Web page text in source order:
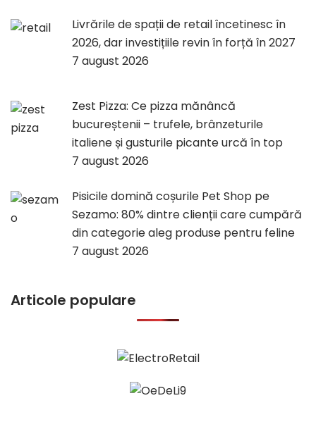
Livrările de spații de retail încetinesc în
2026, dar investițiile revin în forță în 2027
7 august 2026
Zest Pizza: Ce pizza mănâncă
bucureștenii – trufele, brânzeturile
italiene și gusturile picante urcă în top
7 august 2026
Pisicile domină coșurile Pet Shop pe
Sezamo: 80% dintre clienții care cumpără
din categorie aleg produse pentru feline
7 august 2026
Articole populare